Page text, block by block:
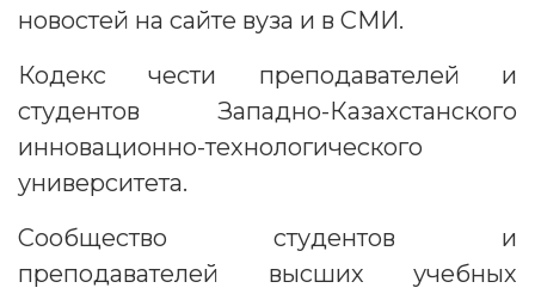
новостей на сайте вуза и в СМИ.
Кодекс чести преподавателей и
студентов Западно-Казахстанского
инновационно-технологического
университета.
Сообщество студентов и
преподавателей высших учебных